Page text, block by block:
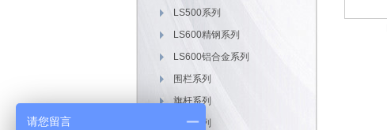
LS500系列
LS600精钢系列
LS600铝合金系列
围栏系列
旗杆系列
道闸系列
请您留言